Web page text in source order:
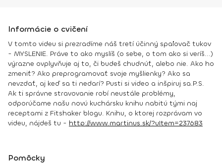
Informácie o cvičení
V tomto videu si prezradíme náš tretí účinný spaľovač tukov
- MYSLENIE. Práve to ako myslíš (o sebe, o tom ako si veríš...)
výrazne ovplyvňuje aj to, či budeš chudnúť, alebo nie. Ako ho
zmeniť? Ako preprogramovať svoje myšlienky? Ako sa
nevzdať, aj keď sa ti nedarí? Pusti si video a inšpiruj sa.P.S.
Ak ti správne stravovanie robí neustále problémy,
odporúčame našu novú kuchársku knihu nabitú tými naj
receptami z Fitshaker blogu. Knihu, o ktorej rozprávam vo
videu, nájdeš tu - http://www.martinus.sk/?uItem=237683
Pomôcky